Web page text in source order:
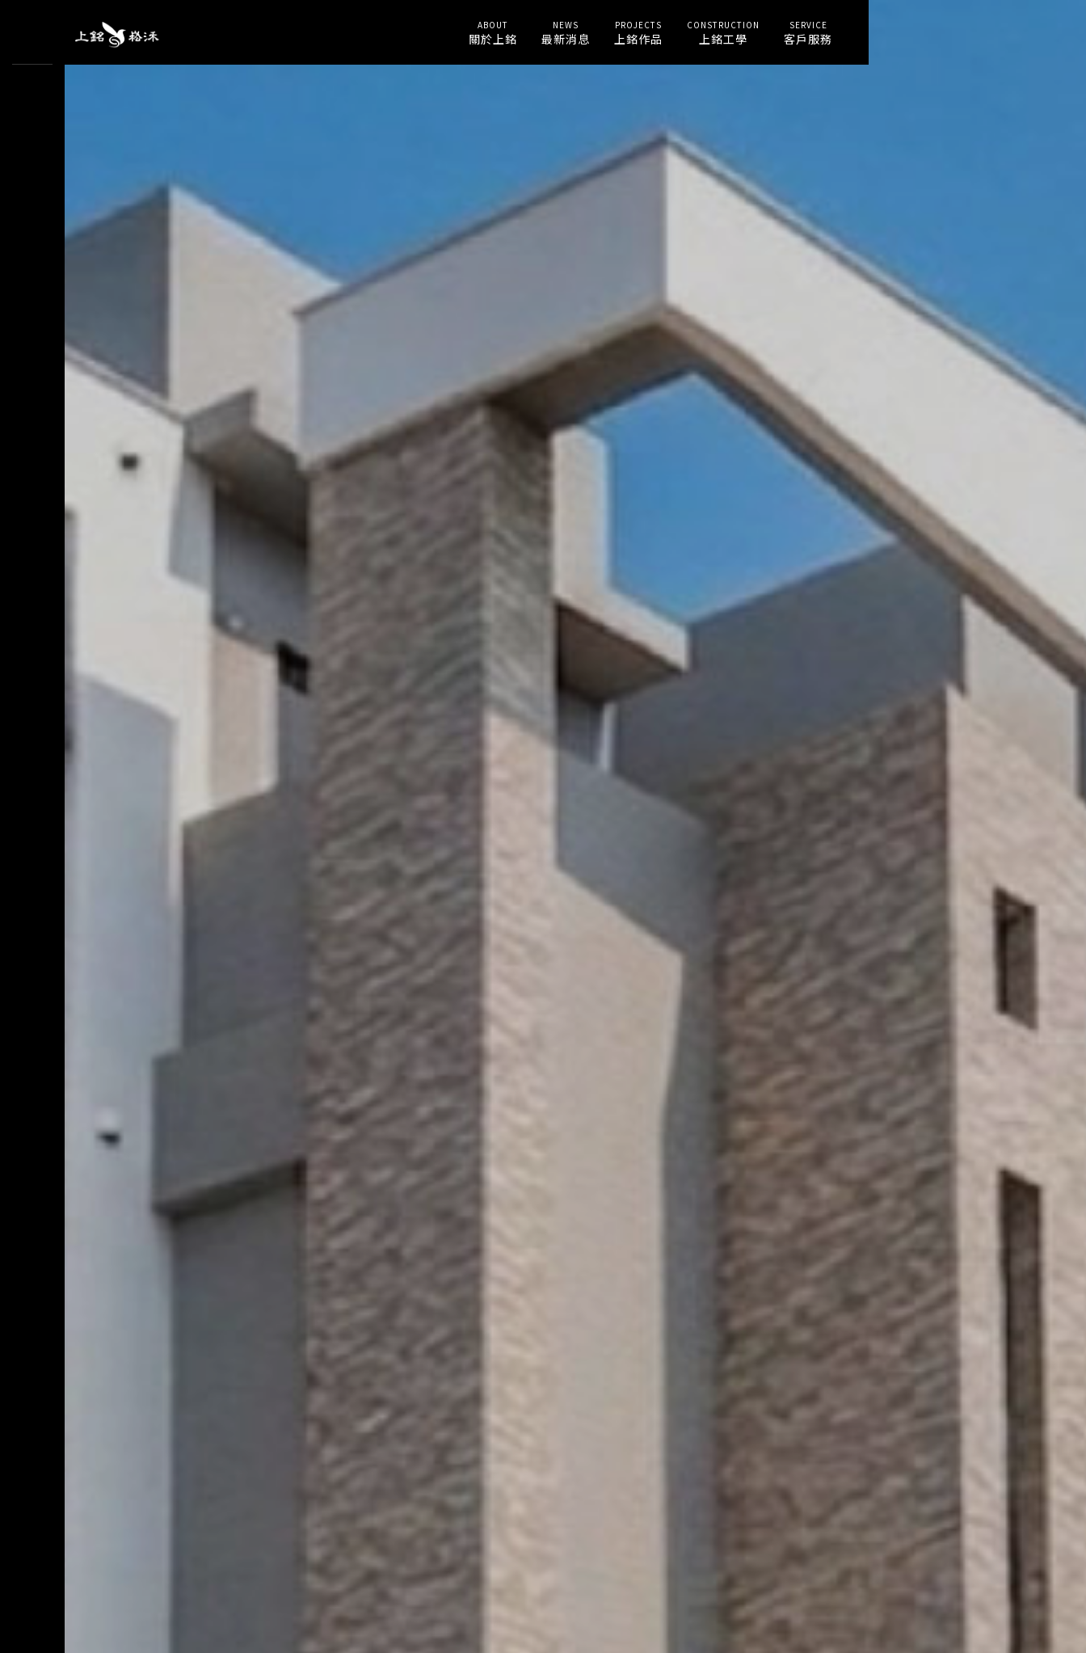
ABOUT
關於上銘
NEWS
最新消息
PROJECTS
上銘作品
CONSTRUCTION
上銘工學
SERVICE
客戶服務